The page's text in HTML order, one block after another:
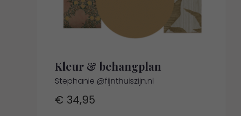
Kleur & behangplan
Stephanie @fijnthuiszijn.nl
€ 34,95